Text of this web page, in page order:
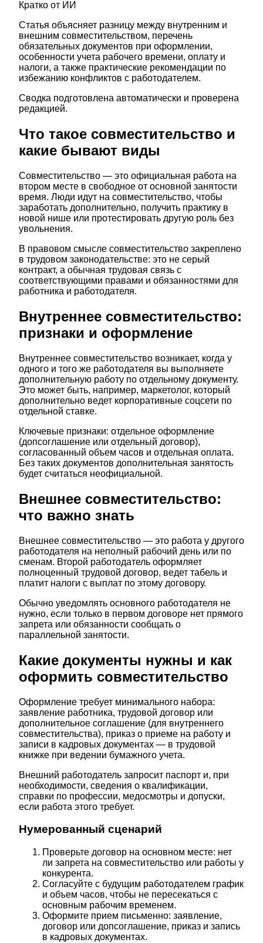
Кратко от ИИ
Статья объясняет разницу между внутренним и
внешним совместительством, перечень
обязательных документов при оформлении,
особенности учета рабочего времени, оплату и
налоги, а также практические рекомендации по
избежанию конфликтов с работодателем.
Сводка подготовлена автоматически и проверена
редакцией.
Что такое совместительство и
какие бывают виды
Совместительство — это официальная работа на
втором месте в свободное от основной занятости
время. Люди идут на совместительство, чтобы
заработать дополнительно, получить практику в
новой нише или протестировать другую роль без
увольнения.
В правовом смысле совместительство закреплено
в трудовом законодательстве: это не серый
контракт, а обычная трудовая связь с
соответствующими правами и обязанностями для
работника и работодателя.
Внутреннее совместительство:
признаки и оформление
Внутреннее совместительство возникает, когда у
одного и того же работодателя вы выполняете
дополнительную работу по отдельному документу.
Это может быть, например, маркетолог, который
дополнительно ведет корпоративные соцсети по
отдельной ставке.
Ключевые признаки: отдельное оформление
(допсоглашение или отдельный договор),
согласованный объем часов и отдельная оплата.
Без таких документов дополнительная занятость
будет считаться неофициальной.
Внешнее совместительство:
что важно знать
Внешнее совместительство — это работа у другого
работодателя на неполный рабочий день или по
сменам. Второй работодатель оформляет
полноценный трудовой договор, ведет табель и
платит налоги с выплат по этому договору.
Обычно уведомлять основного работодателя не
нужно, если только в первом договоре нет прямого
запрета или обязанности сообщать о
параллельной занятости.
Какие документы нужны и как
оформить совместительство
Оформление требует минимального набора:
заявление работника, трудовой договор или
дополнительное соглашение (для внутреннего
совместительства), приказ о приеме на работу и
записи в кадровых документах — в трудовой
книжке при ведении бумажного учета.
Внешний работодатель запросит паспорт и, при
необходимости, сведения о квалификации,
справки по профессии, медосмотры и допуски,
если работа этого требует.
Нумерованный сценарий
Проверьте договор на основном месте: нет
ли запрета на совместительство или работы у
конкурента.
Согласуйте с будущим работодателем график
и объем часов, чтобы не пересекаться с
основным рабочим временем.
Оформите прием письменно: заявление,
договор или допсоглашение, приказ и запись
в кадровых документах.